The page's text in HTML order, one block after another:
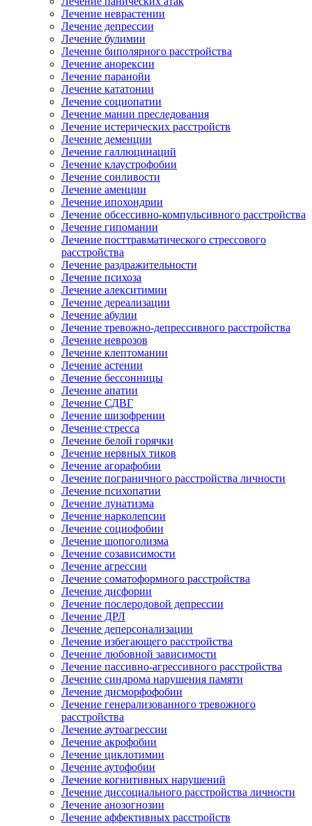
Лечение неврастении
Лечение депрессии
Лечение булимии
Лечение биполярного расстройства
Лечение анорексии
Лечение паранойи
Лечение кататонии
Лечение социопатии
Лечение мании преследования
Лечение истерических расстройств
Лечение деменции
Лечение галлюцинаций
Лечение клаустрофобии
Лечение сонливости
Лечение аменции
Лечение ипохондрии
Лечение обсессивно-компульсивного расстройства
Лечение гипомании
Лечение посттравматического стрессового
расстройства
Лечение раздражительности
Лечение психоза
Лечение алекситимии
Лечение дереализации
Лечение абулии
Лечение тревожно-депрессивного расстройства
Лечение неврозов
Лечение клептомании
Лечение астении
Лечение бессонницы
Лечение апатии
Лечение СДВГ
Лечение шизофрении
Лечение стресса
Лечение белой горячки
Лечение нервных тиков
Лечение агорафобии
Лечение пограничного расстройства личности
Лечение психопатии
Лечение лунатизма
Лечение нарколепсии
Лечение социофобии
Лечение шопоголизма
Лечение созависимости
Лечение агрессии
Лечение соматоформного расстройства
Лечение дисфории
Лечение послеродовой депрессии
Лечение ДРЛ
Лечение деперсонализации
Лечение избегающего расстройства
Лечение любовной зависимости
Лечение пассивно-агрессивного расстройства
Лечение синдрома нарушения памяти
Лечение дисморфофобии
Лечение генерализованного тревожного
расстройства
Лечение аутоагрессии
Лечение акрофобии
Лечение циклотимии
Лечение аутофобии
Лечение когнитивных нарушений
Лечение диссоциального расстройства личности
Лечение анозогнозии
Лечение аффективных расстройств